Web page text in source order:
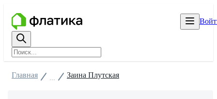
Главная Заина Плутская